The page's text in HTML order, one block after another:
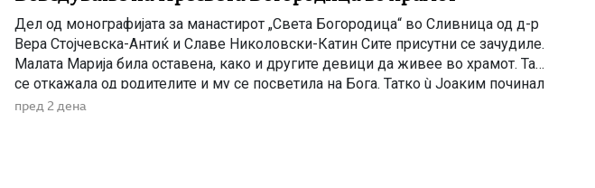
Дел од монографијата за манастирот „Света Богородица“ во Сливница од д-р
Вера Стојчевска-Антиќ и Славе Николовски-Катин Сите присутни се зачудиле.
Малата Марија била оставена, како и другите девици да живее во храмот. Таа
се откажала од родителите и му се посветила на Бога. Татко ù Јоаким починал
на 80 години. Ана останала сама и се […]
пред 2 дена